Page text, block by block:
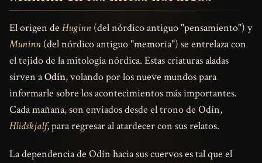
El origen de Huginn (del nórdico antiguo "pensamiento") y
Muninn (del nórdico antiguo "memoria") se entrelaza con
el tejido de la mitología nórdica. Estas criaturas aladas
sirven aOdín, volando por los nueve mundos para
informarle sobre los acontecimientos más importantes.
Cada mañana, son enviados desde el trono de Odín,
Hlidskjalf, para regresar al atardecer con sus relatos.
La dependencia de Odín hacia sus cuervos es tal que el